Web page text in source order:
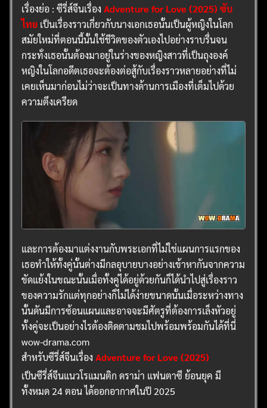
เรื่องย่อ : ซีรี่ส์จีนเรื่องAdventure for Love (2025) ซับ
ไทย เป็นเรื่องราวเกี่ยวกับนางเอกเธอนั้นเป็นผู้หญิงในโลก
สมัยใหม่ที่ตอนนี้นั้นใช้ชีวิตของตัวเองไปอย่างราบรื่นจน
กระทั่งเธอนั้นต้องมาอยู่ในร่างของหญิงสาวที่เป็นถุงองค์
หญิงในโลกอดีตเธอจะต้องต่อสู้กับเรื่องราวหลายอย่างที่ไม่
เคยเห็นมาก่อนไม่ว่าจะเป็นทางด้านการเมืองที่เต็มไปด้วย
ความตึงเครียด
และการต้องมาแต่งงานกับพระเอกที่ไม่ใช่แผนการแรกของ
เธอทำให้ทั้งคู่นั้นต่างมีกลอุบายบางอย่างเข้าหากันจากความ
ขัดแย้งในขณะนั้นเมื่อทั้งคู่ได้อยู่ด้วยกันก็ได้นำไปสู่เรื่องราว
ของความรักแต่ทุกอย่างก็ไม่ได้ง่ายขนาดนั้นเมื่อระหว่างทาง
นั้นดันมีการซ้อนแผนและอาจจะมีศัตรูที่ต้องการเล็งหัวอยู่
ทั้งคู่จะเป็นอย่างไรต้องติดตามชมไปพร้อมพร้อมกันได้ที่นี่
wow-drama.com
สำหรับซีรี่ส์จีนเรื่องAdventure for Love (2025)
เป็นซีรี่ส์จีนแนวโรแมนติก ดราม่า แฟนตาซี ย้อนยุค มี
ทั้งหมด 24 ตอน ได้ออกอากาศในปี 2025